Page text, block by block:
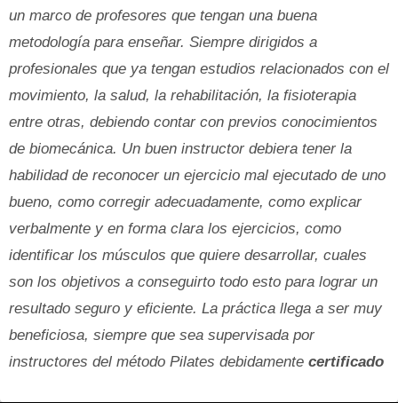
un marco de profesores que tengan una buena
metodología para enseñar. Siempre dirigidos a
profesionales que ya tengan estudios relacionados con el
movimiento, la salud, la rehabilitación, la fisioterapia
entre otras, debiendo contar con previos conocimientos
de biomecánica. Un buen instructor debiera tener la
habilidad de reconocer un ejercicio mal ejecutado de uno
bueno, como corregir adecuadamente, como explicar
verbalmente y en forma clara los ejercicios, como
identificar los músculos que quiere desarrollar, cuales
son los objetivos a conseguirto todo esto para lograr un
resultado seguro y eficiente. La práctica llega a ser muy
beneficiosa, siempre que sea supervisada por
instructores del método Pilates debidamente certificado